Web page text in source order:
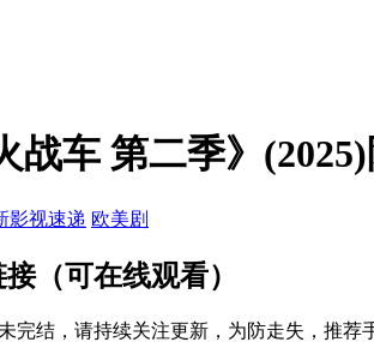
战车 第二季》
影视速递 欧美剧
（可在线观看）
完结，请持续关注更新，为防走失，推